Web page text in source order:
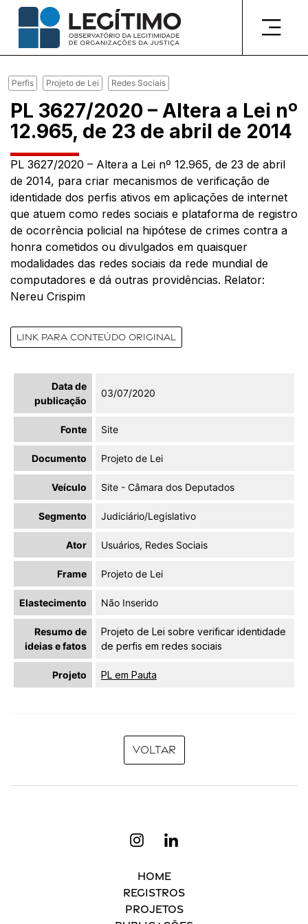
Pular
para
conteúdo
Perfis Projeto de Lei Redes Sociais
PL 3627/2020 – Altera a Lei nº
12.965, de 23 de abril de 2014
PL 3627/2020 – Altera a Lei nº 12.965, de 23 de abril
de 2014, para criar mecanismos de verificação de
identidade dos perfis ativos em aplicações de internet
que atuem como redes sociais e plataforma de registro
de ocorrência policial na hipótese de crimes contra a
honra cometidos ou divulgados em quaisquer
modalidades das redes sociais da rede mundial de
computadores e dá outras providências. Relator:
Nereu Crispim
Link para conteúdo original
Data de
publicação
03/07/2020
Fonte Site
Documento Projeto de Lei
Veículo Site - Câmara dos Deputados
Segmento Judiciário/Legislativo
Ator Usuários, Redes Sociais
Frame Projeto de Lei
Elastecimento Não Inserido
Resumo de
ideias e fatos
Projeto de Lei sobre verificar identidade
de perfis em redes sociais
Projeto PL em Pauta
Voltar
Home
Registros
Projetos